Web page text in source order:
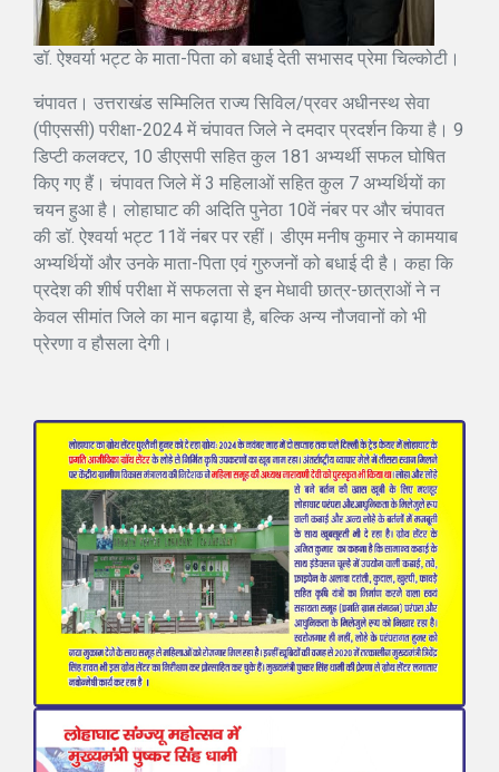
डॉ. ऐश्वर्या भट्ट के माता-पिता को बधाई देती सभासद प्रेमा चिल्कोटी।
चंपावत। उत्तराखंड सम्मिलित राज्य सिविल/प्रवर अधीनस्थ सेवा
(पीएससी) परीक्षा-2024 में चंपावत जिले ने दमदार प्रदर्शन किया है। 9
डिप्टी कलक्टर, 10 डीएसपी सहित कुल 181 अभ्यर्थी सफल घोषित
किए गए हैं। चंपावत जिले में 3 महिलाओं सहित कुल 7 अभ्यर्थियों का
चयन हुआ है। लोहाघाट की अदिति पुनेठा 10वें नंबर पर और चंपावत
की डॉ. ऐश्वर्या भट्ट 11वें नंबर पर रहीं। डीएम मनीष कुमार ने कामयाब
अभ्यर्थियों और उनके माता-पिता एवं गुरुजनों को बधाई दी है। कहा कि
प्रदेश की शीर्ष परीक्षा में सफलता से इन मेधावी छात्र-छात्राओं ने न
केवल सीमांत जिले का मान बढ़ाया है, बल्कि अन्य नौजवानों को भी
प्रेरणा व हौसला देगी।